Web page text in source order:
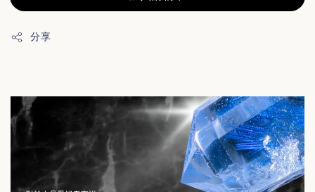
分享